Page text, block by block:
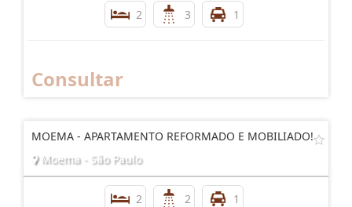
2 3 1
Consultar
MOEMA - APARTAMENTO REFORMADO E MOBILIADO!
Moema - São Paulo
2 2 1